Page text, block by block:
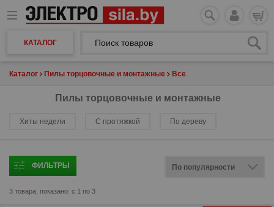
КАТАЛОГ
Каталог Пилы торцовочные и монтажные Все
Пилы торцовочные и монтажные
Хиты недели С протяжкой По дереву
ФИЛЬТРЫ
3 товара, показано: с 1 по 3